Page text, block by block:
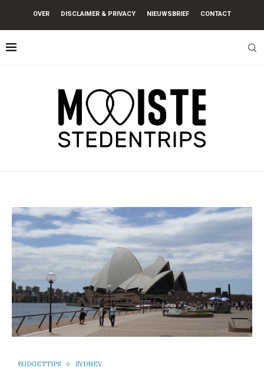
OVER DISCLAIMER & PRIVACY NIEUWSBRIEF CONTACT
BUDGETTIPS SYDNEY